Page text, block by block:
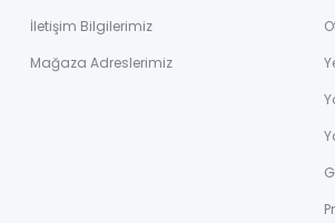
İletişim Bilgilerimiz
Mağaza Adreslerimiz